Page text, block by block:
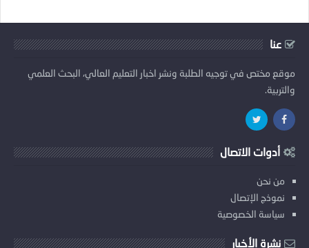
عنا
موقع مختص في توجيه الطلبة ونشر اخبار التعليم العالي، البحث العلمي
والتربية.
أدوات الاتصال
من نحن
نموذج الإتصال
سياسة الخصوصية
نشرة الأخبار